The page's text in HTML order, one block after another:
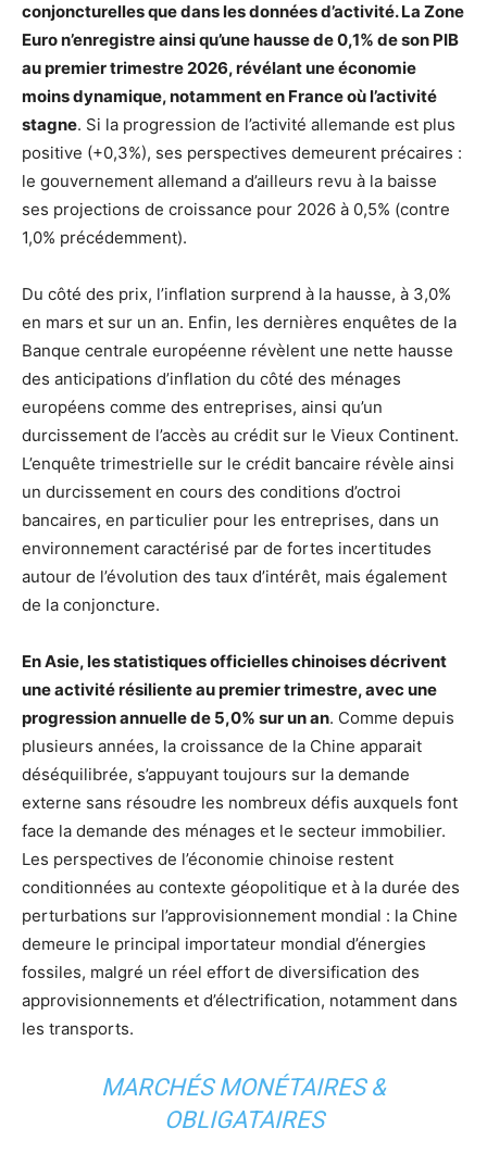
conjoncturelles que dans les données d’activité. La Zone
Euro n’enregistre ainsi qu’une hausse de 0,1% de son PIB
au premier trimestre 2026, révélant une économie
moins dynamique, notamment en France où l’activité
stagne. Si la progression de l’activité allemande est plus
positive (+0,3%), ses perspectives demeurent précaires :
le gouvernement allemand a d’ailleurs revu à la baisse
ses projections de croissance pour 2026 à 0,5% (contre
1,0% précédemment).
Du côté des prix, l’inflation surprend à la hausse, à 3,0%
en mars et sur un an. Enfin, les dernières enquêtes de la
Banque centrale européenne révèlent une nette hausse
des anticipations d’inflation du côté des ménages
européens comme des entreprises, ainsi qu’un
durcissement de l’accès au crédit sur le Vieux Continent.
L’enquête trimestrielle sur le crédit bancaire révèle ainsi
un durcissement en cours des conditions d’octroi
bancaires, en particulier pour les entreprises, dans un
environnement caractérisé par de fortes incertitudes
autour de l’évolution des taux d’intérêt, mais également
de la conjoncture.
En Asie, les statistiques officielles chinoises décrivent
une activité résiliente au premier trimestre, avec une
progression annuelle de 5,0% sur un an. Comme depuis
plusieurs années, la croissance de la Chine apparait
déséquilibrée, s’appuyant toujours sur la demande
externe sans résoudre les nombreux défis auxquels font
face la demande des ménages et le secteur immobilier.
Les perspectives de l’économie chinoise restent
conditionnées au contexte géopolitique et à la durée des
perturbations sur l’approvisionnement mondial : la Chine
demeure le principal importateur mondial d’énergies
fossiles, malgré un réel effort de diversification des
approvisionnements et d’électrification, notamment dans
les transports.
MARCHÉS MONÉTAIRES &
OBLIGATAIRES